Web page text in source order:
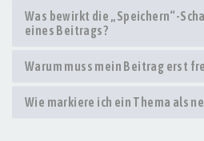
Was bewirkt die „Speichern“-
eines Beitrags?
Warum muss mein Beitrag erst
Wie markiere ich ein Thema als